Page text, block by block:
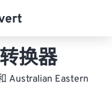
换器
Australian Eastern